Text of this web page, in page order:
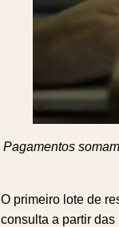
Pagamentos
O primeiro lote de
consulta a partir